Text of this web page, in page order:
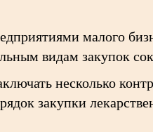
малого
видам закупок
несколько
закупки